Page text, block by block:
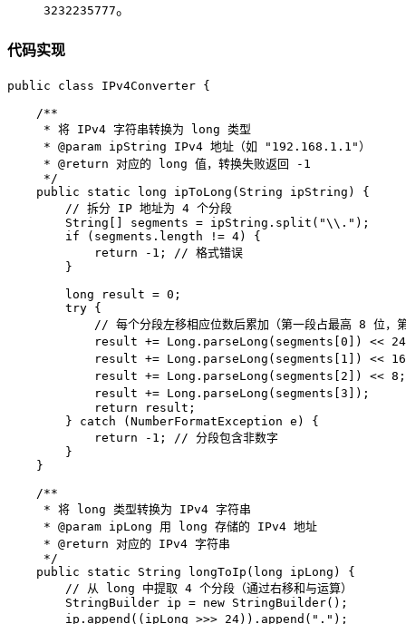
3232235777。
代码实现
public class IPv4Converter {
/**
     * 将 IPv4 字符串转换为 long 类型
     *
@param ipString IPv4 地址（如 "192.168.1.1"）
     *
@return 对应的 long 值，转换失败返回 -1
     */
public
static long ipToLong (String ipString)
{
// 拆分 IP 地址为 4 个分段
        String[] segments = ipString.split(
"\\." );
if (segments.length != 4) {
return - 1 ; // 格式错误
        }
long
result = 0 ;
try {
// 每个分段左移相应位数后累加（第一段占最高 8 位
            result += Long.parseLong(segments[
0 ]) << 24
            result += Long.parseLong(segments[
1 ]) << 16
            result += Long.parseLong(segments[
2 ]) << 8
            result += Long.parseLong(segments[
3
return result;
        }
catch (NumberFormatException e) {
return - 1 ; // 分段包含非数字
        }
    }
/**
     * 将 long 类型转换为 IPv4 字符串
     *
@param ipLong 用 long 存储的 IPv4 地址
     *
@return 对应的 IPv4 字符串
     */
public
static String longToIp ( long ipLong)
{
// 从 long 中提取 4 个分段（通过右移和与运算）
StringBuilder ip = new StringBuilder();
        ip.append((ipLong >>>
24)).append( "."